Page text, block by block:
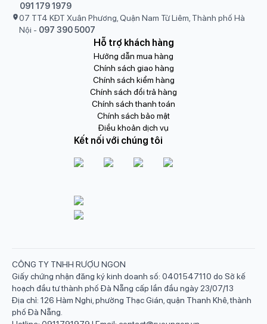
091 179 1979
07 TT4 KĐT Xuân Phương, Quận Nam Từ Liêm, Thành phố Hà
Nội - 097 390 5007
Hỗ trợ khách hàng
Hướng dẫn mua hàng
Chính sách giao hàng
Chính sách kiểm hàng
Chính sách đổi trả hàng
Chính sách thanh toán
Chính sách bảo mật
Điều khoản dịch vụ
Kết nối với chúng tôi
CÔNG TY TNHH RƯỢU NGON
Giấy chứng nhận đăng ký kinh doanh số: 0401547110 do Sở kế
hoạch đầu tư thành phố Đà Nẵng cấp lần đầu ngày 23/07/13
Địa chỉ: 126 Hàm Nghi, phường Thạc Gián, quận Thanh Khê, thành
phố Đà Nẵng.